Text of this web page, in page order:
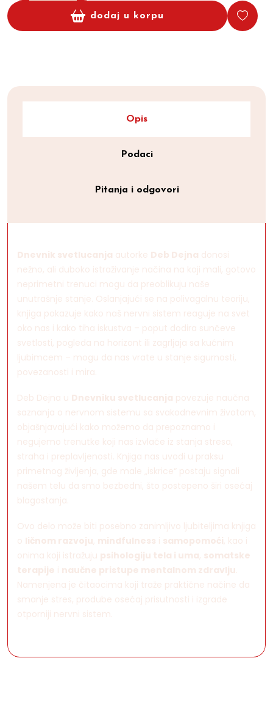
dodaj u korpu
Opis
Podaci
Pitanja i odgovori
Dnevnik svetlucanja autorke Deb Dejna donosi
nežno, ali duboko istraživanje načina na koji mali, gotovo
neprimetni trenuci mogu da preoblikuju naše
unutrašnje stanje. Oslanjajući se na polivagalnu teoriju,
knjiga pokazuje kako naš nervni sistem reaguje na svet
oko nas i kako tiha iskustva – poput dodira sunčeve
svetlosti, pogleda na horizont ili zagrljaja sa kućnim
ljubimcem – mogu da nas vrate u stanje sigurnosti,
povezanosti i mira.
Deb Dejna u Dnevniku svetlucanja povezuje naučna
saznanja o nervnom sistemu sa svakodnevnim životom,
objašnjavajući kako možemo da prepoznamo i
negujemo trenutke koji nas izvlače iz stanja stresa,
straha i preplavljenosti. Knjiga nas uvodi u praksu
primetnog življenja, gde male „iskrice“ postaju signali
našem telu da smo bezbedni, što postepeno širi osećaj
blagostanja.
Ovo delo može biti posebno zanimljivo ljubiteljima knjiga
o ličnom razvoju, mindfulness i samopomoći, kao i
onima koji istražuju psihologiju tela i uma, somatske
terapije i naučne pristupe mentalnom zdravlju
Namenjena je čitaocima koji traže praktične načine da
smanje stres, prodube osećaj prisutnosti i izgrade
otporniji nervni sistem.